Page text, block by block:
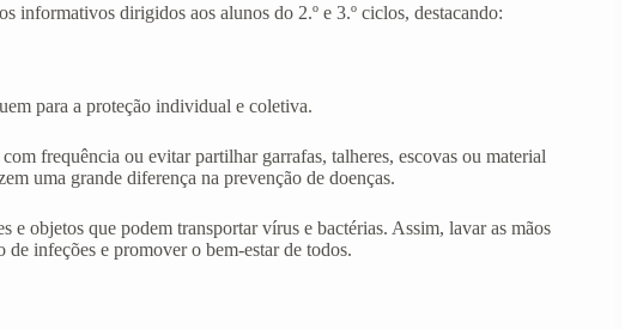
informativos dirigidos aos alunos do 2.º e 3.º ciclos, destacando:
para a proteção individual e coletiva.
frequência ou evitar partilhar garrafas, talheres, escovas ou material
uma grande diferença na prevenção de doenças.
e objetos que podem transportar vírus e bactérias. Assim, lavar as mãos
de infeções e promover o bem-estar de todos.